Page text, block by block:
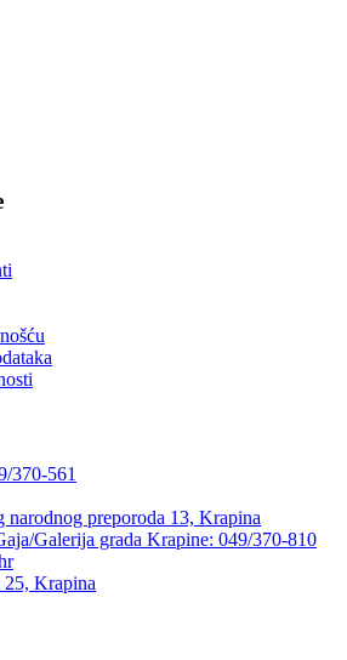
370-561
narodnog preporoda 13, Krapina
Galerija grada Krapine: 049/370-810
25, Krapina